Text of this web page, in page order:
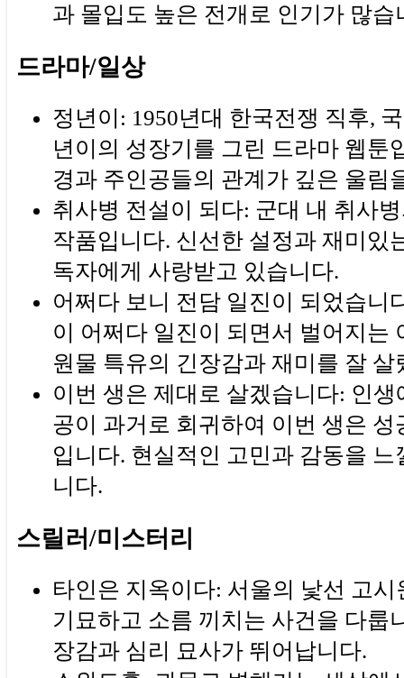
과 몰입도 높은 전개로 인기가 많습
드라마/일상
정년이: 1950년대 한국전쟁 직후,
년이의 성장기를 그린 드라마 웹툰
경과 주인공들의 관계가 깊은 울림
취사병 전설이 되다: 군대 내 취사
작품입니다. 신선한 설정과 재미있
독자에게 사랑받고 있습니다.
어쩌다 보니 전담 일진이 되었습니
이 어쩌다 일진이 되면서 벌어지는
원물 특유의 긴장감과 재미를 잘 살
이번 생은 제대로 살겠습니다: 인
공이 과거로 회귀하여 이번 생은
입니다. 현실적인 고민과 감동을 느
니다.
스릴러/미스터리
타인은 지옥이다: 서울의 낯선 고
기묘하고 소름 끼치는 사건을 다룹
장감과 심리 묘사가 뛰어납니다.